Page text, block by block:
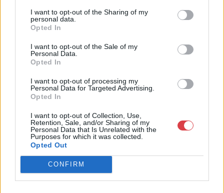
I want to opt-out of the Sharing of my
personal data.
Opted In
I want to opt-out of the Sale of my
Personal Data.
Opted In
I want to opt-out of processing my
Personal Data for Targeted Advertising.
Opted In
I want to opt-out of Collection, Use,
Retention, Sale, and/or Sharing of my
Personal Data that Is Unrelated with the
Purposes for which it was collected.
Opted Out
CONFIRM
KAPCSOLÓDÓ MŰTÁRGYAK
ÉKSZER, DRÁGAKŐ